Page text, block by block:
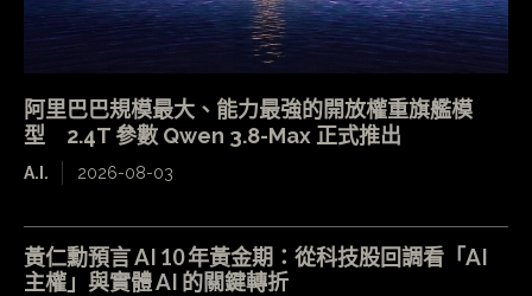
阿里巴巴規模最大、能力最強的開放權重旗艦模
型 2.4T 參數 Qwen 3.8-Max 正式推出
A.I. 2026-08-03
黃仁勳預言 AI 10 年黃金期：從科技股回調看「AI
主權」與實體 AI 的關鍵轉折